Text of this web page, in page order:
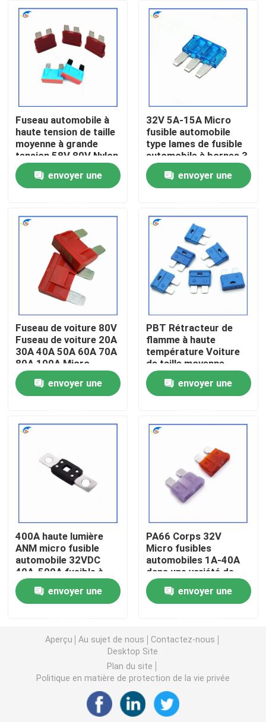
Produits
vidéo
À propos de nous
Visite de l'usine
Contrôle de la qualité
Nous contacter
Nouvelles
Puce de chauffage PTC
Thermistors NTC
Thermistance de SMD NTC
Le thermistore NTC de puissance
Capteur de température de NTC
Varistance
Varistance CMS
Fuseau automobile à
haute tension de taille
moyenne à grande
tension 58V 80V Nylon
à haute tension
Fuseau automobile à
haute tension
envoyer une
32V 5A-15A Micro
fusible automobile
type lames de fusible
automobile à bornes 3
envoyer une
Fuseau de voiture 80V
Fuseau de voiture 20A
30A 40A 50A 60A 70A
80A 100A Micro-
fuseau
envoyer une
PBT Rétracteur de
flamme à haute
température Voiture
de taille moyenne
Fuseau 5A-35A
Environnemental
Voiture résistante à
envoyer une
400A haute lumière
ANM micro fusible
automobile 32VDC
40A-500A fusible à
molette moyenne
courant nominal
envoyer une
PA66 Corps 32V
Micro fusibles
automobiles 1A-40A
dans une variété de
fusibles de couleur
envoyer une
Aperçu Au sujet de nous
Contactez-nous
Desktop Site
Plan du site
Politique en matière de protection de la vie privée